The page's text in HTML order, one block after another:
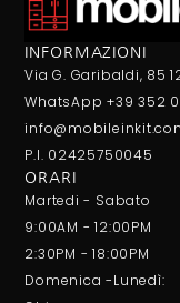
INFORMAZIONI
Via G. Garibaldi, 85
WhatsApp +39 352
P.I. 02425750045
ORARI
Martedi - Sabato
9:00AM - 12:00PM
2:30PM - 18:00PM
Domenica -Lunedì: